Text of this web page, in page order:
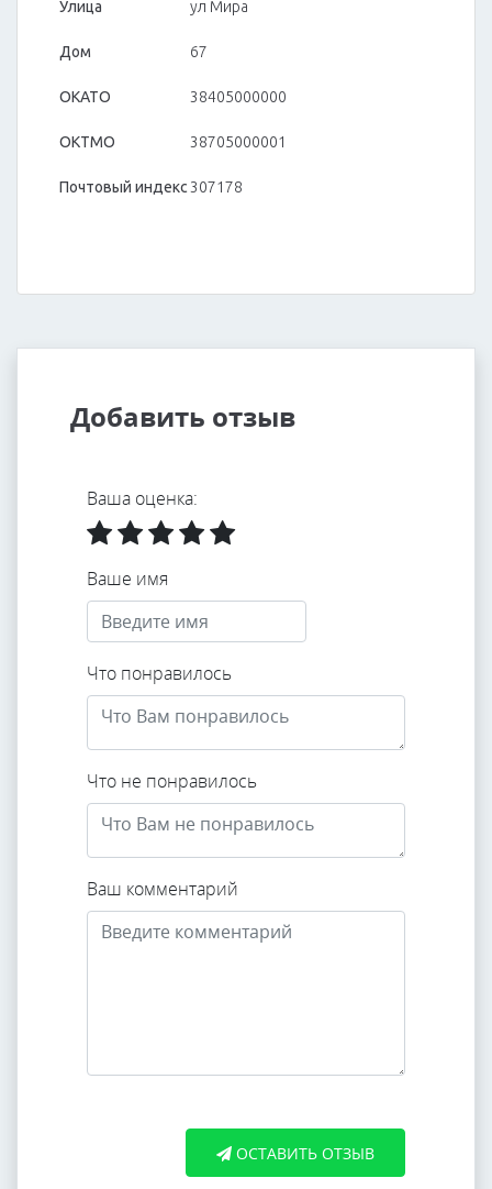
Улица ул Мира
Дом 67
ОКАТО 38405000000
ОКТМО 38705000001
Почтовый индекс307178
Добавить отзыв
Ваша оценка:
Ваше имя
Что понравилось
Что не понравилось
Ваш комментарий
ОСТАВИТЬ ОТЗЫВ